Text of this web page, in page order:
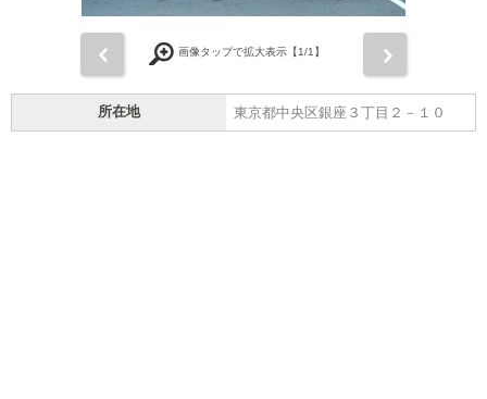
画像タップで拡大表示【1/1】
所在地 東京都中央区銀座３丁目２－１０